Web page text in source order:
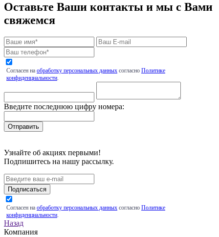
Оставьте Ваши контакты и мы с Вами
свяжемся
Согласен на обработку персональных данных согласно Политике
конфиденциальности.
Введите последнюю цифру номера:
Узнайте об акциях первыми!
Подпишитесь на нашу рассылку.
Подписаться
Согласен на обработку персональных данных согласно Политике
конфиденциальности.
Назад
Компания